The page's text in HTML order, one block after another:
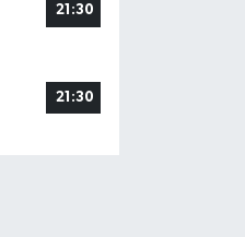
21:30
21:30